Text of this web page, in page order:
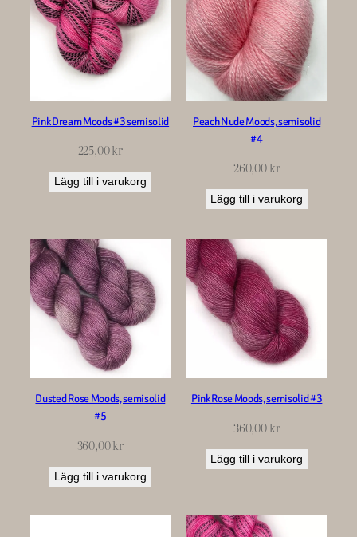
Pink Dream Moods #3 semisolid
225,00kr
Lägg till i varukorg
Peach Nude Moods, semisolid
#4
260,00kr
Lägg till i varukorg
Dusted Rose Moods, semisolid
#5
360,00kr
Lägg till i varukorg
Pink Rose Moods, semisolid #3
360,00kr
Lägg till i varukorg